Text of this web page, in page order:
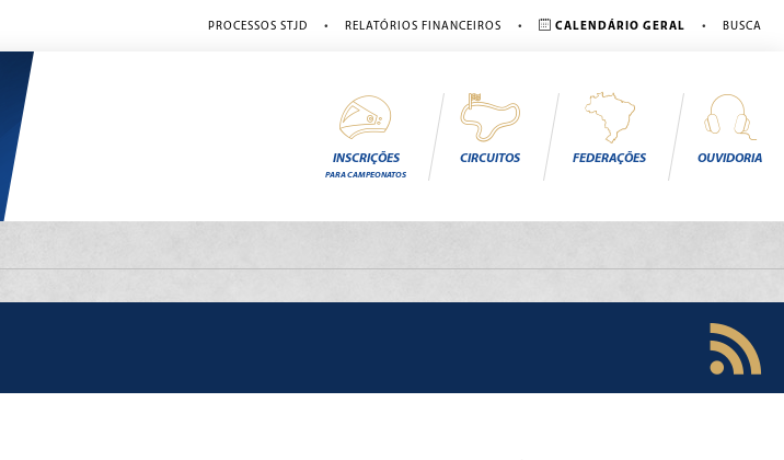
PROCESSOS STJD • RELATÓRIOS FINANCEIROS • CALENDÁRIO GERAL • BUSCA
INSCRIÇÕES
PARA CAMPEONATOS
CIRCUITOS FEDERAÇÕES OUVIDORIA